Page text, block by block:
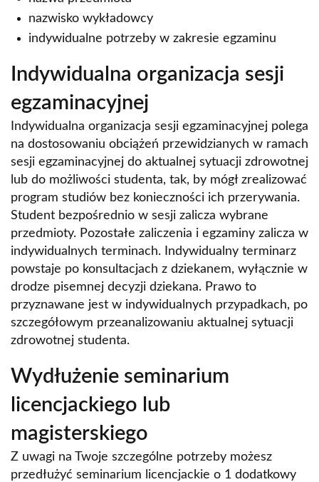
nazwisko wykładowcy
indywidualne potrzeby w zakresie egzaminu
Indywidualna organizacja sesji
egzaminacyjnej
Indywidualna organizacja sesji egzaminacyjnej polega
na dostosowaniu obciążeń przewidzianych w ramach
sesji egzaminacyjnej do aktualnej sytuacji zdrowotnej
lub do możliwości studenta, tak, by mógł zrealizować
program studiów bez konieczności ich przerywania.
Student bezpośrednio w sesji zalicza wybrane
przedmioty. Pozostałe zaliczenia i egzaminy zalicza w
indywidualnych terminach. Indywidualny terminarz
powstaje po konsultacjach z dziekanem, wyłącznie w
drodze pisemnej decyzji dziekana. Prawo to
przyznawane jest w indywidualnych przypadkach, po
szczegółowym przeanalizowaniu aktualnej sytuacji
zdrowotnej studenta.
Wydłużenie seminarium
licencjackiego lub
magisterskiego
Z uwagi na Twoje szczególne potrzeby możesz
przedłużyć seminarium licencjackie o 1 dodatkowy